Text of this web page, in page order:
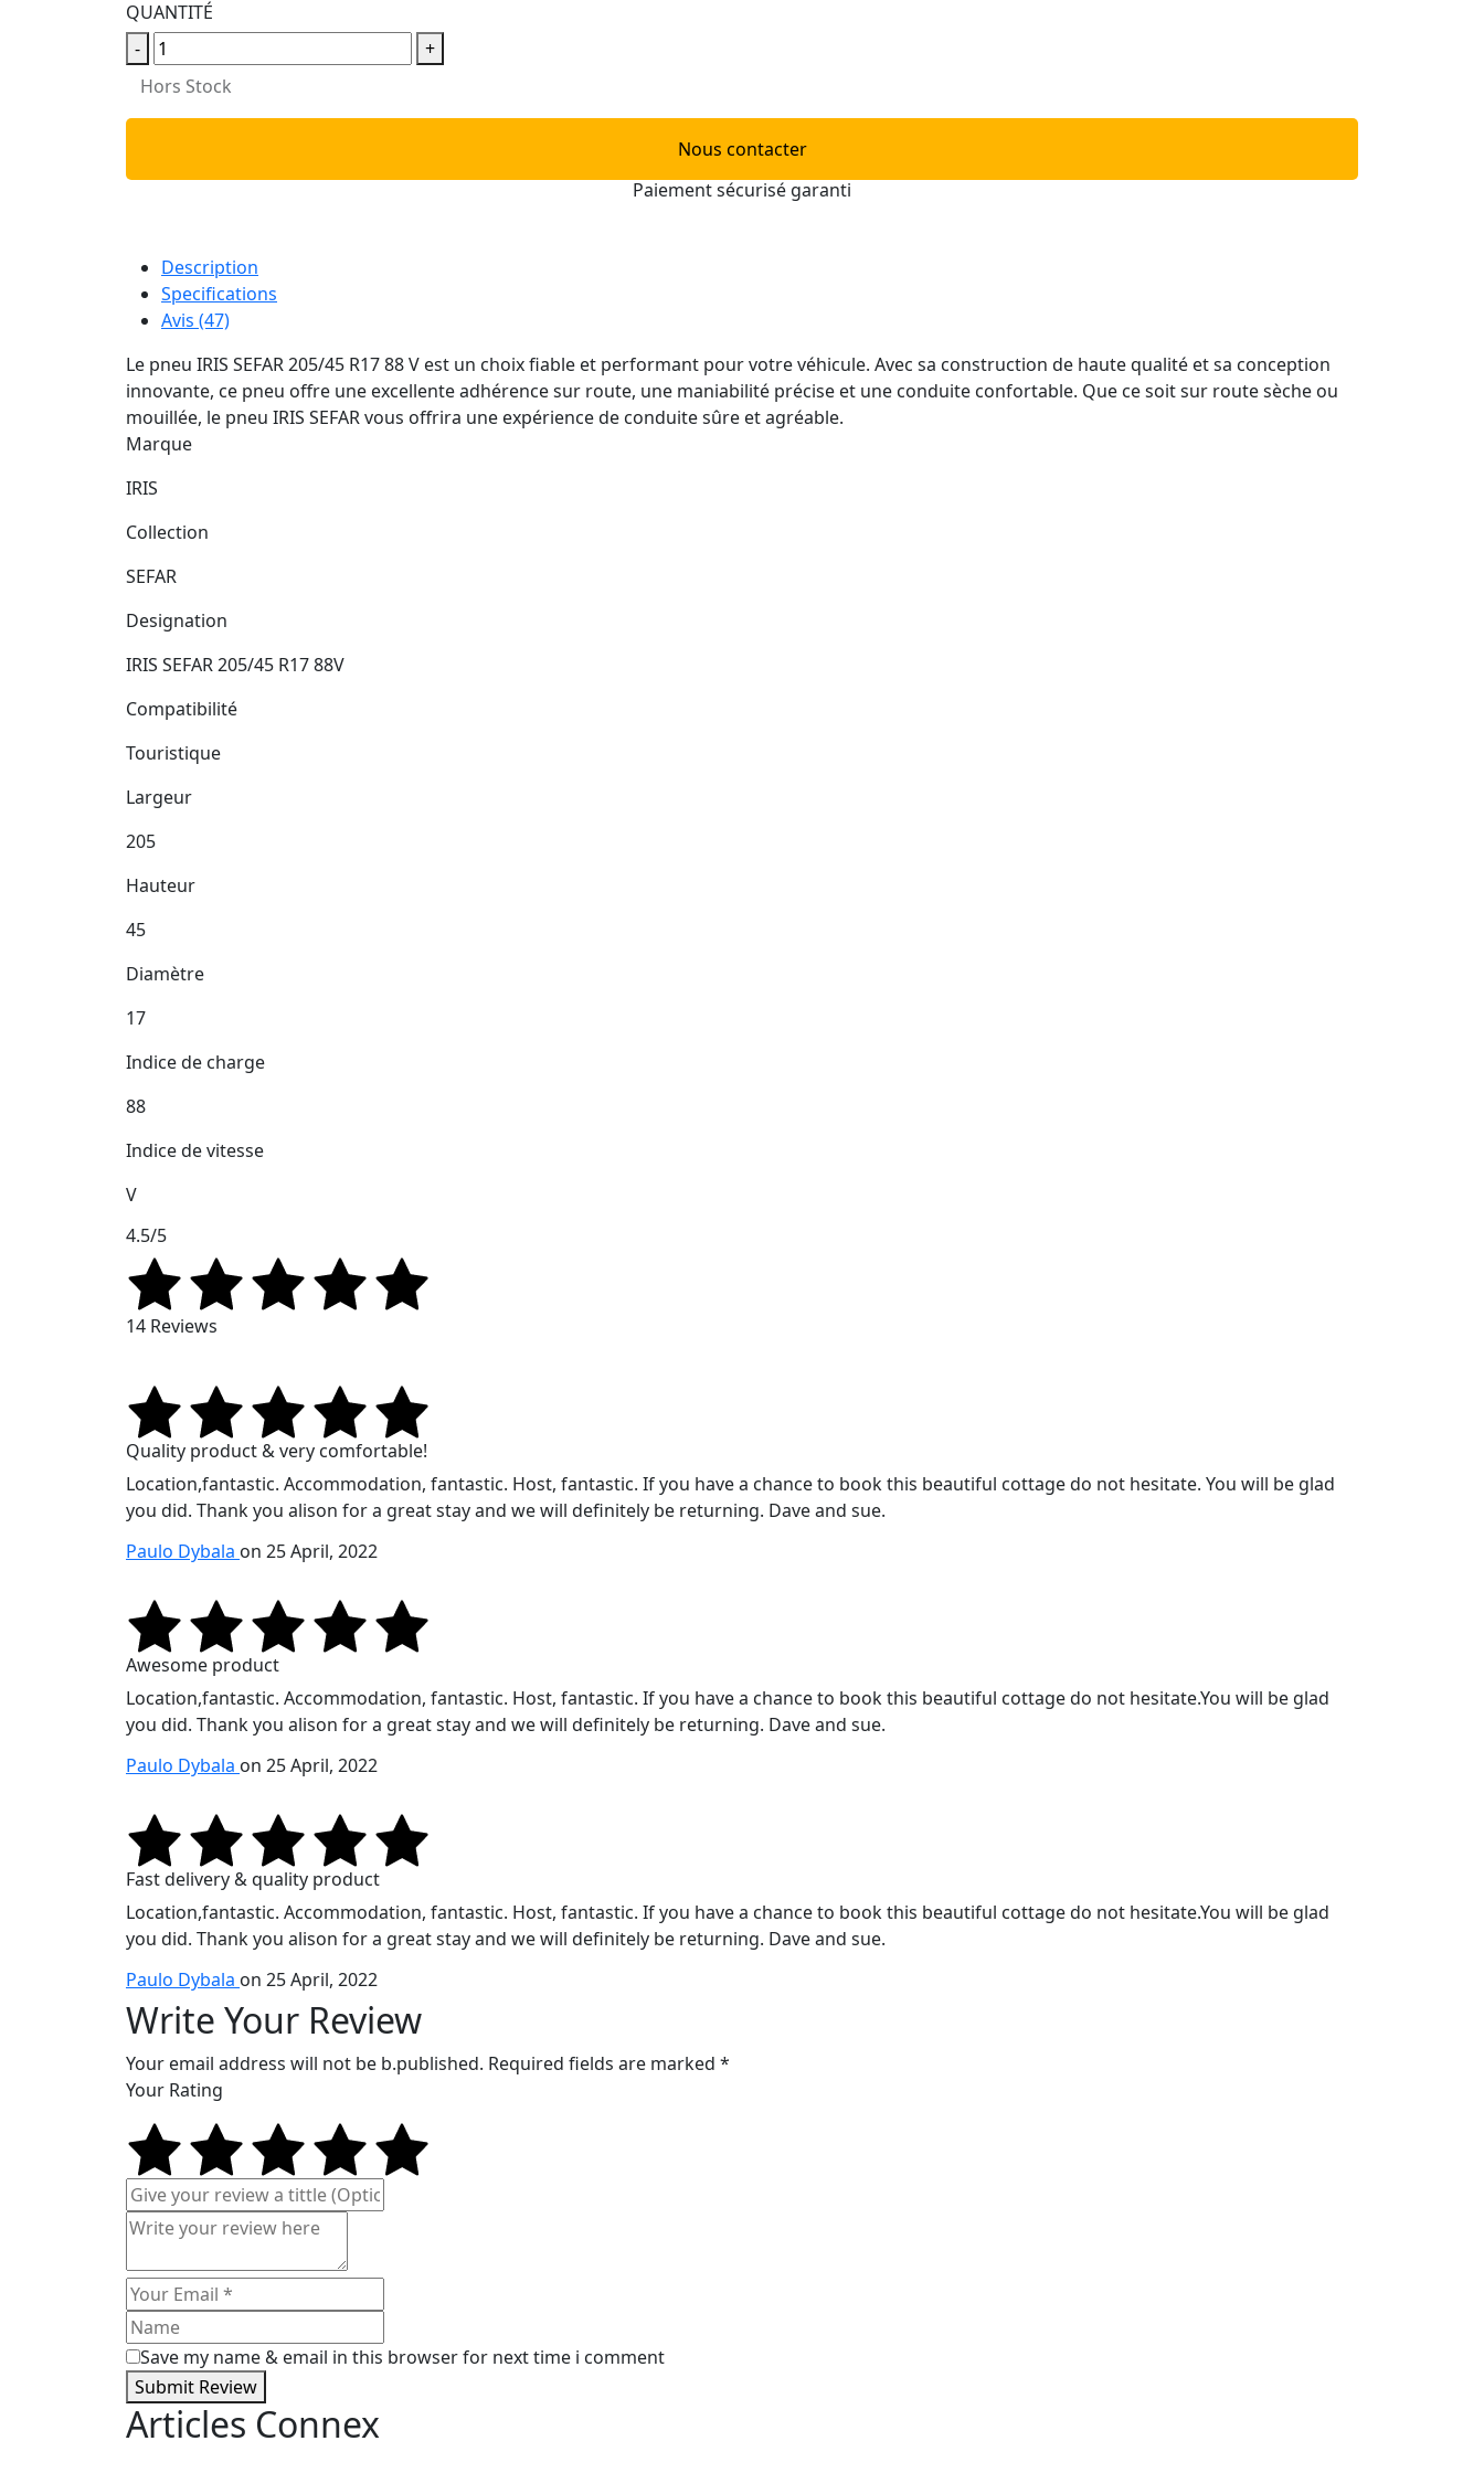
QUANTITÉ
-
+
Hors Stock
Nous contacter
Paiement sécurisé garanti
Description
Specifications
Avis (47)
Le pneu IRIS SEFAR 205/45 R17 88 V est un choix fiable et performant pour votre véhicule. Avec sa construction de haute qualité et sa conception
innovante, ce pneu offre une excellente adhérence sur route, une maniabilité précise et une conduite confortable. Que ce soit sur route sèche ou
mouillée, le pneu IRIS SEFAR vous offrira une expérience de conduite sûre et agréable.
Marque
IRIS
Collection
SEFAR
Designation
IRIS SEFAR 205/45 R17 88V
Compatibilité
Touristique
Largeur
205
Hauteur
45
Diamètre
17
Indice de charge
88
Indice de vitesse
V
4.5/5
14 Reviews
Quality product & very comfortable!
Location,fantastic. Accommodation, fantastic. Host, fantastic. If you have a chance to book this beautiful cottage do not hesitate. You will be glad
you did. Thank you alison for a great stay and we will definitely be returning. Dave and sue.
Paulo Dybala on 25 April, 2022
Awesome product
Location,fantastic. Accommodation, fantastic. Host, fantastic. If you have a chance to book this beautiful cottage do not hesitate.You will be glad
you did. Thank you alison for a great stay and we will definitely be returning. Dave and sue.
Paulo Dybala on 25 April, 2022
Fast delivery & quality product
Location,fantastic. Accommodation, fantastic. Host, fantastic. If you have a chance to book this beautiful cottage do not hesitate.You will be glad
you did. Thank you alison for a great stay and we will definitely be returning. Dave and sue.
Paulo Dybala on 25 April, 2022
Write Your Review
Your email address will not be b.published. Required fields are marked *
Your Rating
Save my name & email in this browser for next time i comment
Submit Review
Articles Connex